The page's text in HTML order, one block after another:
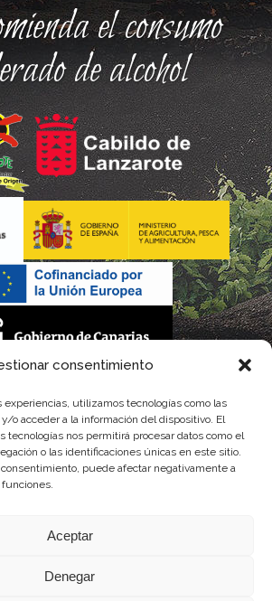
consentimiento
experiencias, utilizamos tecnologías como las
o acceder a la información del dispositivo. El
tecnologías nos permitirá procesar datos como el
o las identificaciones únicas en este sitio.
puede afectar negativamente a
Aceptar
Denegar
el consumo
de alcohol
por el Gobierno de Canarias
del presupuesto de gastos del Instituto Canario de
Calidad Agroalimentaria